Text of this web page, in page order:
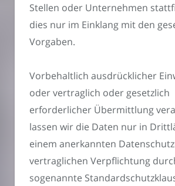
Stellen oder Unternehmen
dies nur im Einklang mit den
Vorgaben.
Vorbehaltlich ausdrücklicher
oder vertraglich oder gesetzlich
erforderlicher Übermittlung
lassen wir die Daten nur in
einem anerkannten
vertraglichen Verpflichtung
sogenannte